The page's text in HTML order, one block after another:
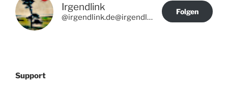
Irgendlink
@irgendlink.de@irgendlink.de
Folgen
Support